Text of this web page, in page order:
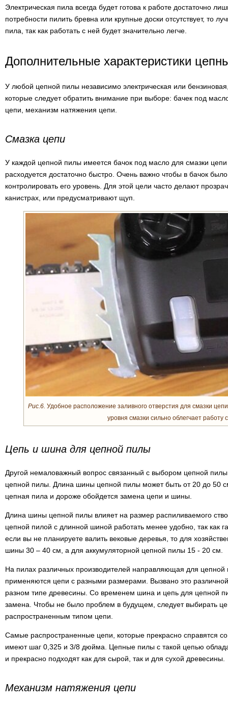
Электрическая пила всегда будет готова к работе достаточно
потребности пилить бревна или крупные доски отсутствует, то
пила, так как работать с ней будет значительно легче.
Дополнительные характеристики
У любой цепной пилы независимо электрическая или
которые следует обратить внимание при выборе: бачек под
цепи, механизм натяжения цепи.
Смазка цепи
У каждой цепной пилы имеется бачок под масло для смазки
расходуется достаточно быстро. Очень важно чтобы в бачок
контролировать его уровень. Для этой цели часто делают
канистрах, или предусматривают щуп.
Рис.6. Удобное расположение заливного отверстия для смазки
уровня смазки сильно облегчает работу
Цепь и шина для цепной пилы
Другой немаловажный вопрос связанный с выбором цепной
цепной пилы. Длина шины цепной пилы может быть от 20 до 50
цепная пила и дороже обойдется замена цепи и шины.
Длина шины цепной пилы влияет на размер распиливаемого
цепной пилой с длинной шиной работать менее удобно, так как
если вы не планируете валить вековые деревья, то для
шины 30 – 40 см, а для аккумуляторной цепной пилы 15 - 20 см.
На пилах различных производителей направляющая для цепной
применяются цепи с разными размерами. Вызвано это
разном типе древесины. Со временем шина и цепь для цепной
замена. Чтобы не было проблем в будущем, следует выбирать
распространенным типом цепи.
Самые распространенные цепи, которые прекрасно справятся
имеют шаг 0,325 и 3/8 дюйма. Цепные пилы с такой цепью
и прекрасно подходят как для сырой, так и для сухой древесины.
Механизм натяжения цепи